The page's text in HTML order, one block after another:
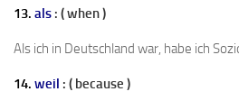
13. als : ( when )
Als ich in Deutschland war, habe ich
14. weil : ( because )